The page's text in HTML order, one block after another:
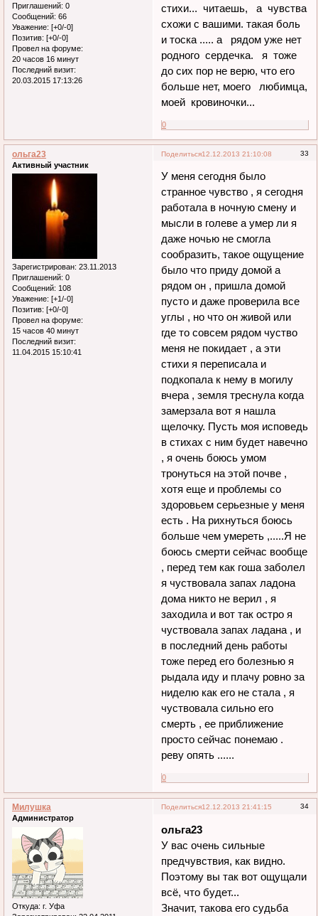
Приглашений: 0
Сообщений: 66
Уважение: [+0/-0]
Позитив: [+0/-0]
Провел на форуме:
20 часов 16 минут
Последний визит:
20.03.2015 17:13:26
стихи... читаешь, а чувства
схожи с вашими. такая боль
и тоска ..... а рядом уже нет
родного сердечка. я тоже
до сих пор не верю, что его
больше нет, моего любимца,
моей кровиночки...
0
Поделиться 33
12.12.2013 21:10:08
ольга23
Активный участник
Зарегистрирован: 23.11.2013
Приглашений: 0
Сообщений: 108
Уважение: [+1/-0]
Позитив: [+0/-0]
Провел на форуме:
15 часов 40 минут
Последний визит:
11.04.2015 15:10:41
У меня сегодня было
странное чувство , я сегодня
работала в ночную смену и
мысли в голеве а умер ли я
даже ночью не смогла
сообразить, такое ощущение
было что приду домой а
рядом он , пришла домой
пусто и даже проверила все
углы , но что он живой или
где то совсем рядом чуство
меня не покидает , а эти
стихи я переписала и
подкопала к нему в могилу
вчера , земля треснула когда
замерзала вот я нашла
щелочку. Пусть моя исповедь
в стихах с ним будет навечно
, я очень боюсь умом
тронуться на этой почве ,
хотя еще и проблемы со
здоровьем серьезные у меня
есть . На рихнуться боюсь
больше чем умереть ,.....Я не
боюсь смерти сейчас вообще
, перед тем как гоша заболел
я чуствовала запах ладона
дома никто не верил , я
заходила и вот так остро я
чуствовала запах ладана , и
в последний день работы
тоже перед его болезнью я
рыдала иду и плачу ровно за
ниделю как его не стала , я
чуствовала сильно его
смерть , ее приближение
просто сейчас понемаю .
реву опять ......
0
Поделиться 34
12.12.2013 21:41:15
Милушка
Администратор
Откуда: г. Уфа
ольга23
У вас очень сильные
предчувствия, как видно.
Поэтому вы так вот ощущали
всё, что будет...
Значит, такова его судьба